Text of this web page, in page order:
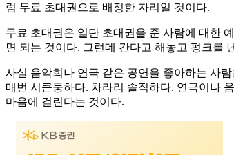
럼 무료 초대권으로 배정한 자리일 것이다.
무료 초대권은 일단 초대권을 준 사람에 대한
면 되는 것이다. 그런데 간다고 해놓고 펑크를
사실 음악회나 연극 같은 공연을 좋아하는 사
매번 시큰둥하다. 차라리 솔직하다. 연극이나
마음에 걸린다는 것이다.